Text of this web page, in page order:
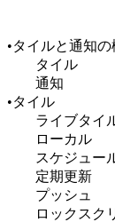
•タイルと通知の
タイル
通知
•タイル
ライブタイ
ローカル
スケジュー
定期更新
プッシュ
ロックスク